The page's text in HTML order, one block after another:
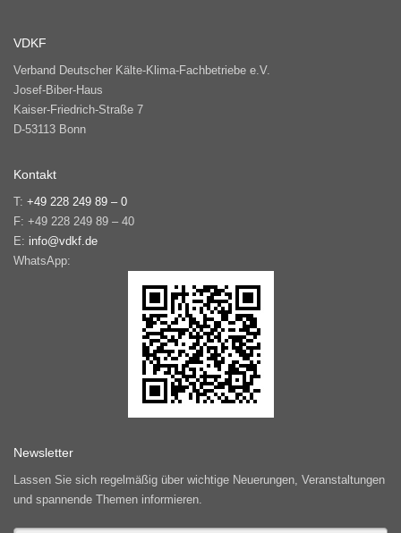
VDKF
Verband Deutscher Kälte-Klima-Fachbetriebe e.V.
Josef-Biber-Haus
Kaiser-Friedrich-Straße 7
D-53113 Bonn
Kontakt
T: +49 228 249 89 – 0
F: +49 228 249 89 – 40
E: info@vdkf.de
WhatsApp:
Newsletter
Lassen Sie sich regelmäßig über wichtige Neuerungen, Veranstaltungen
und spannende Themen informieren.